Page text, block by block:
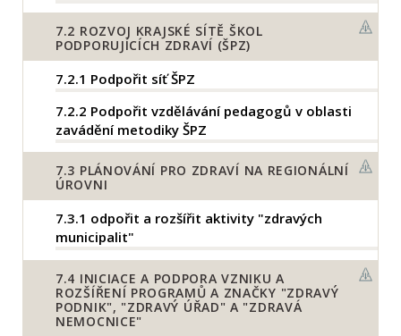
7.2 ROZVOJ KRAJSKÉ SÍTĚ ŠKOL
PODPORUJÍCÍCH ZDRAVÍ (ŠPZ)
7.2.1 Podpořit síť ŠPZ
7.2.2 Podpořit vzdělávání pedagogů v oblasti
zavádění metodiky ŠPZ
7.3 PLÁNOVÁNÍ PRO ZDRAVÍ NA REGIONÁLNÍ
ÚROVNI
7.3.1 odpořit a rozšířit aktivity "zdravých
municipalit"
7.4 INICIACE A PODPORA VZNIKU A
ROZŠÍŘENÍ PROGRAMŮ A ZNAČKY "ZDRAVÝ
PODNIK", "ZDRAVÝ ÚŘAD" A "ZDRAVÁ
NEMOCNICE"